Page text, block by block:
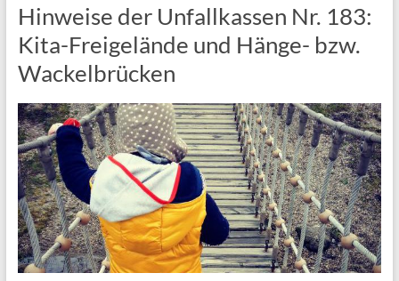
Hinweise der Unfallkassen Nr. 183:
Kita-Freigelände und Hänge- bzw.
Wackelbrücken